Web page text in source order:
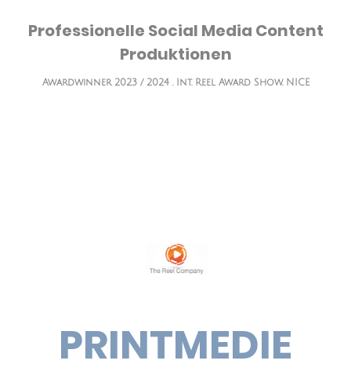
Professionelle Social Media Content
Produktionen
Awardwinner 2023 / 2024 . Int. Reel Award Show. NICE
PRINTMEDIE